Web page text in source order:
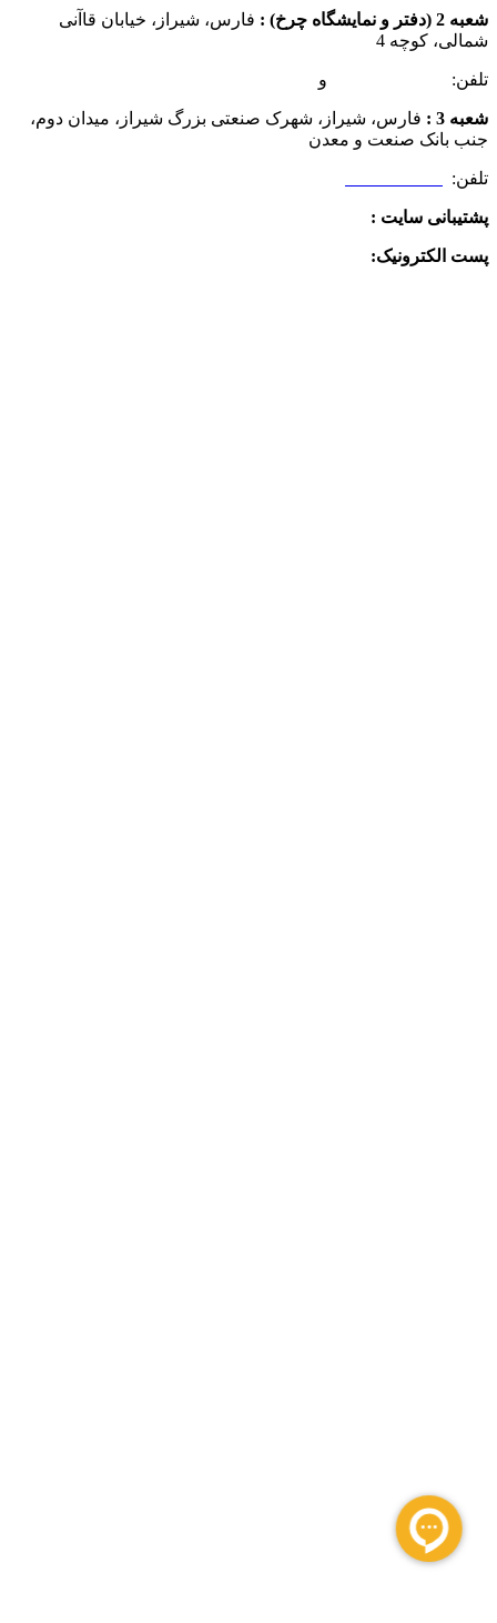
شعبه 2 (دفتر و نمایشگاه چرخ) :
فارس، شیراز، خیابان قاآنی
شمالی، کوچه 4
تلفن: و
شعبه 3 :
فارس، شیراز، شهرک صنعتی بزرگ شیراز، میدان دوم،
جنب بانک صنعت و معدن
تلفن:
پشتیبانی سایت :
پست الکترونیک: